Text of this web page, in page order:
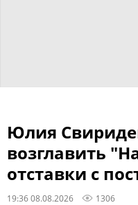
Юлия
возглавить
отставки с
19:36 08.08.2026 1306